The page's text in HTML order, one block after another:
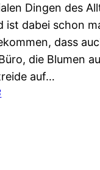
Dingen des
ist dabei schon
dass
die Blumen
auf…